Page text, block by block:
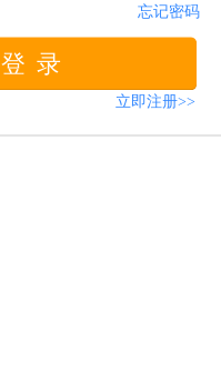
忘记密码
登录
立即注册>>